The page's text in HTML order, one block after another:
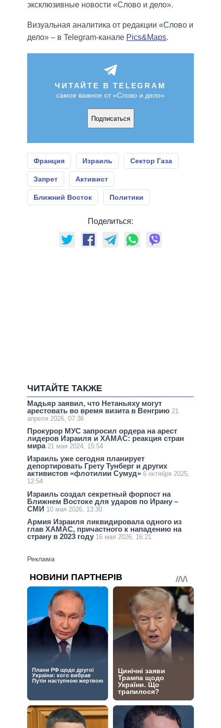
эксклюзивные новости «Слово и дело».
Визуальная аналитика от редакции «Слово и
дело» – в Telegram-канале Pics&Maps.
ЧИТАЙТЕ В TELEGRAM
самое важное от «Слово и дело»
Подписаться
Франция Израиль Сектор Газа
Запрет Активист
Ближний Восток Политики
Поделиться:
ЧИТАЙТЕ ТАКЖЕ
Мадьяр заявил, что Нетаньяху могут
арестовать во время визита в Венгрию 21
апреля 2026, 07:36
Прокурор МУС запросил ордера на арест
лидеров Израиля и ХАМАС: реакция стран
мира 21 мая 2024, 15:54
Израиль уже сегодня планирует
депортировать Грету Тунберг и других
активистов «флотилии Сумуд» 6 октября 2025,
12:54
Израиль создал секретный форпост на
Ближнем Востоке для ударов по Ирану –
СМИ 10 мая 2026, 13:30
Армия Израиля ликвидировала одного из
глав ХАМАС, причастного к нападению на
страну в 2023 году 16 мая 2026, 16:21